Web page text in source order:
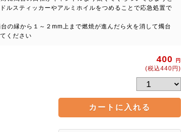
ルスティッカーやアルミホイルをつめることで応急処置で
の縁から１～２mm上まで燃焼が進んだら火を消して燭台
ください
400 円
(税込440円)